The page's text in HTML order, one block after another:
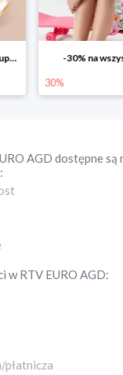
-40% na drugą
40%
AGD dostępne są
wRTV EURO AGD: